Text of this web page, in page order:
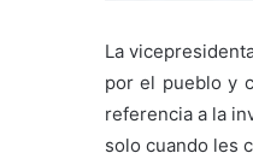
La
por el pueblo y
referencia a la
solo cuando les